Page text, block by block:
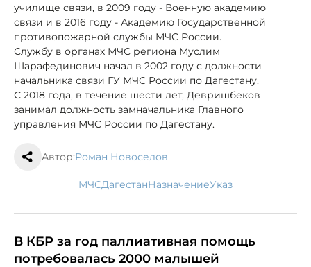
училище связи, в 2009 году - Военную академию
связи и в 2016 году - Академию Государственной
противопожарной службы МЧС России.
Службу в органах МЧС региона Муслим
Шарафединович начал в 2002 году с должности
начальника связи ГУ МЧС России по Дагестану.
С 2018 года, в течение шести лет, Девришбеков
занимал должность замначальника Главного
управления МЧС России по Дагестану.
Автор:Роман Новоселов
МЧС Дагестан назначение указ
В КБР за год паллиативная помощь
потребовалась 2000 малышей